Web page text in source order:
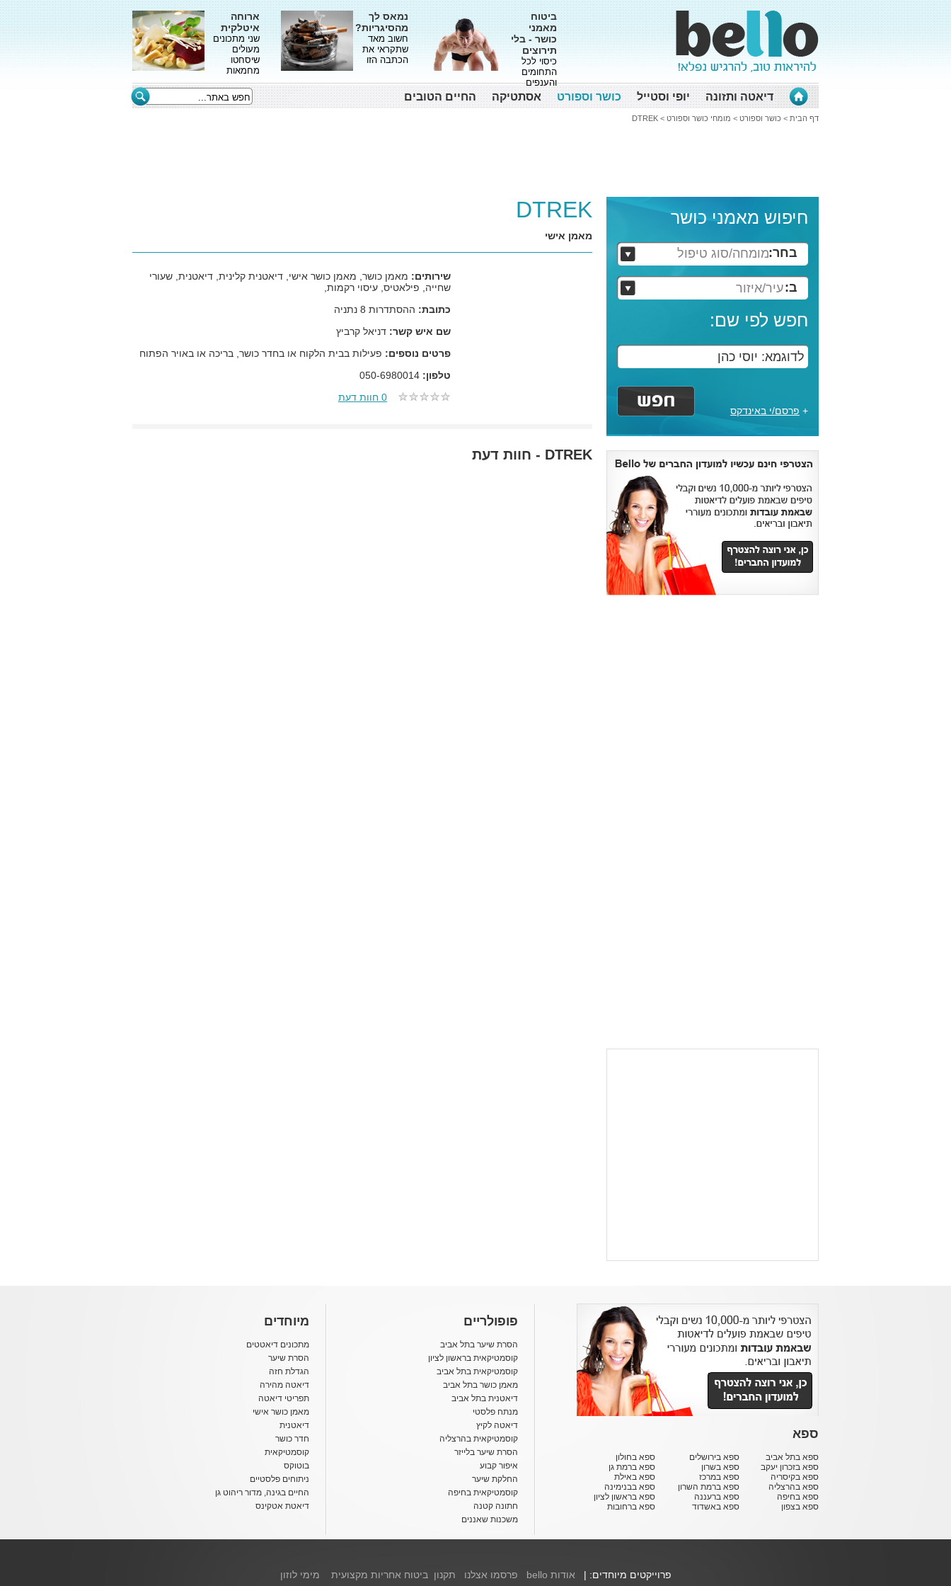
ביטוח
מאמני
כושר - בלי
תירוצים
כיסוי לכל
התחומים
והענפים
נמאס לך
מהסיגריות?
חשוב מאד
שתקראי את
הכתבה הזו
ארוחה
איטלקית
שני מתכונים
מעולים
שיסחטו
מחמאות
דיאטה ותזונה יופי וסטייל כושר וספורט אסתטיקה החיים הטובים
דף הבית > כושר וספורט > מומחי כושר וספורט >
DTREK
חיפוש מאמני כושר
בחר:מומחה/סוג טיפול
ב:עיר/איזור
חפש לפי שם:
+ פרסם/י באינדקס
DTREK
מאמן אישי
שירותים: מאמן כושר, מאמן כושר אישי, דיאטנית קלינית, דיאטנית, שעורי
שחייה, פילאטיס, עיסוי רקמות,
כתובת: ההסתדרות 8 נתניה
שם איש קשר: דניאל קרביץ
פרטים נוספים: פעילות בבית הלקוח או בחדר כושר, בריכה או באויר הפתוח
טלפון:
0 חוות דעת
DTREK - חוות דעת
ספא
ספא בתל אביב
ספא בזכרון יעקב
ספא בקיסריה
ספא בהרצליה
ספא בחיפה
ספא בצפון
ספא בירושלים
ספא בשרון
ספא במרכז
ספא ברמת השרון
ספא ברעננה
ספא באשדוד
ספא בחולון
ספא ברמת גן
ספא באילת
ספא בבנימינה
ספא בראשון לציון
ספא ברחובות
פופולריים
הסרת שיער בתל אביב
קוסמטיקאית בראשון לציון
קוסמטיקאית בתל אביב
מאמן כושר בתל אביב
דיאטנית בתל אביב
מנתח פלסטי
דיאטה לקיץ
קוסמטיקאית בהרצליה
הסרת שיער בלייזר
איפור קבוע
החלקת שיער
קוסמטיקאית בחיפה
חתונה קטנה
משכנות שאננים
מיוחדים
מתכונים דיאטטים
הסרת שיער
הגדלת חזה
דיאטה מהירה
תפריטי דיאטה
מאמן כושר אישי
דיאטנית
חדר כושר
קוסמטיקאית
בוטוקס
ניתוחים פלסטיים
החיים בגינה, מדור ריהוט גן
דיאטת אטקינס
פרוייקטים מיוחדים: | אודות bello פרסמו אצלנו תקנון ביטוח אחריות מקצועית מימי לוזון